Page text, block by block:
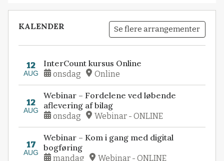
KALENDER Se flere arrangementer
12
AUG
InterCount kursus Online
onsdag Online
12
AUG
Webinar – Fordelene ved løbende
aflevering af bilag
onsdag Webinar - ONLINE
17
AUG
Webinar – Kom i gang med digital
bogføring
mandag Webinar - ONLINE